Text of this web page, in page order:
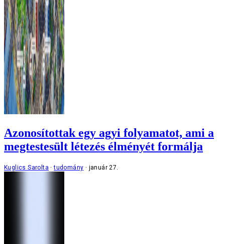
Azonosítottak egy agyi folyamatot, ami a
megtestesült létezés élményét formálja
Kuglics Sarolta tudomány január 27.